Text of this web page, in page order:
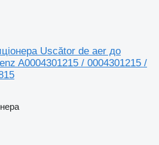
Uscător de aer до
A0004301215 / 0004301215 /